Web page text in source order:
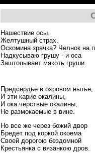
Нашествие осы.
Желтушный страх.
Оскомина зрачка? Челнок на
Надкусываю грушу - и оса
Заштопывает мякоть груши.
Предсердье в охровом нытье,
И эти карие окалины,
И ока черствые окалины,
Не размокаемые в вине.
Но все же через божий двор
Бредет под коркой окоема
Своей дорогою бездомной
Крестьянка с вязанкою дров.